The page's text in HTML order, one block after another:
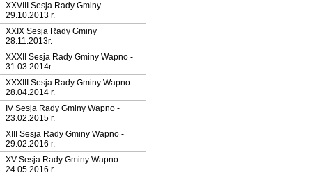
XXVIII Sesja Rady Gminy -
29.10.2013 r.
XXIX Sesja Rady Gminy
28.11.2013r.
XXXII Sesja Rady Gminy Wapno -
31.03.2014r.
XXXIII Sesja Rady Gminy Wapno -
28.04.2014 r.
IV Sesja Rady Gminy Wapno -
23.02.2015 r.
XIII Sesja Rady Gminy Wapno -
29.02.2016 r.
XV Sesja Rady Gminy Wapno -
24.05.2016 r.